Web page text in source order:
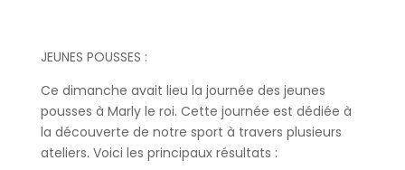
JEUNES POUSSES :
Ce dimanche avait lieu la journée des jeunes
pousses à Marly le roi. Cette journée est dédiée à
la découverte de notre sport à travers plusieurs
ateliers. Voici les principaux résultats :